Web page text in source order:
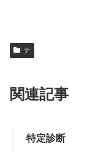
テ
関連記事
特定診断